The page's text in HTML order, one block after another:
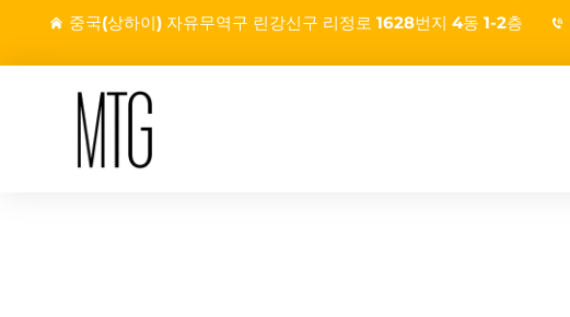
중국(상하이) 자유무역구 린강신구 리정로 1628번지 4동 1-2층